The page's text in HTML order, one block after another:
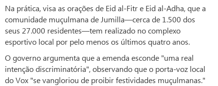
Na prática, visa as orações de Eid al-Fitr e Eid al-Adha, que a
comunidade muçulmana de Jumilla—cerca de 1.500 dos
seus 27.000 residentes—tem realizado no complexo
esportivo local por pelo menos os últimos quatro anos.
O governo argumenta que a emenda esconde "uma real
intenção discriminatória", observando que o porta-voz local
do Vox "se vangloriou de proibir festividades muçulmanas."